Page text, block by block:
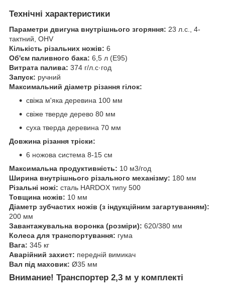
Технічні характеристики
Параметри двигуна внутрішнього згоряння: 23 л.с., 4-
тактний, OHV
Кількість різальних ножів: 6
Об'єм паливного бака: 6,5 л (E95)
Витрата палива: 374 г/л.с·год
Запуск: ручний
Максимальний діаметр різання гілок:
свіжа м'яка деревина 100 мм
свіже тверде дерево 80 мм
суха тверда деревина 70 мм
Довжина різання тріски:
6 ножова система 8-15 см
Максимальна продуктивність: 10 м3/год
Ширина внутрішнього різального механізму: 180 мм
Різальні ножі: сталь HARDOX типу 500
Товщина ножів: 10 мм
Діаметр зубчастих ножів (з індукційним загартуванням):
200 мм
Завантажувальна воронка (розміри): 620/380 мм
Колеса для транспортування: гума
Вага: 345 кг
Аварійний захист: передній вимикач
Вал під маховик: Ø35 мм
Внимание! Транспортер 2,3 м у комплекті